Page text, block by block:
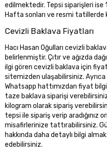
edilmektedir. Tepsi siparişleri
Hafta sonları ve resmi tatillerde
Cevizli Baklava Fiyatları
Hacı Hasan Oğulları cevizli
belirlenmiştir. Çıtır ve ağızda
ilgi gören cevizli baklava için
sitemizden ulaşabilirsiniz.
Whatsapp hattımızdan fiyat
taze baklava siparişi
kilogram olarak sipariş
tepsi ile sipariş verip aradığınız
misafirlerinize tattırabilirsiniz.
hakkında daha detaylı bilgi
edebilirsiniz.